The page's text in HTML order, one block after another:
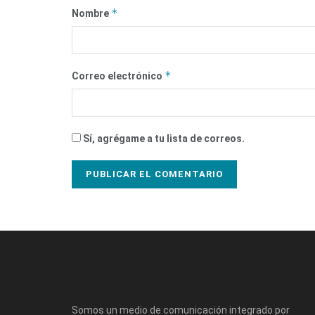
Nombre *
Correo electrónico *
Sí, agrégame a tu lista de correos.
Somos un medio de comunicación integrado por